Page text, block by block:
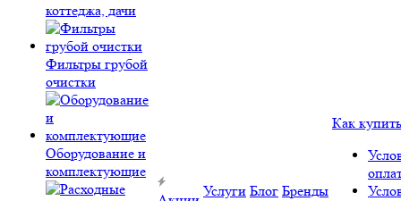
коттеджа, дачи
Фильтры грубой
очистки
Оборудование и
комплектующие
Услуги Блог Бренды
Как купить